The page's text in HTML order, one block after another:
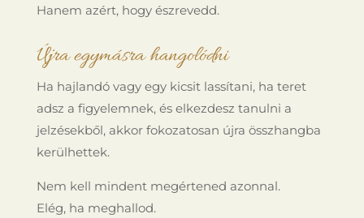
Hanem azért, hogy észrevedd.
Újra egymásra hangolódni
Ha hajlandó vagy egy kicsit lassítani, ha teret
adsz a figyelemnek, és elkezdesz tanulni a
jelzésekből, akkor fokozatosan újra összhangba
kerülhettek.
Nem kell mindent megértened azonnal.
Elég, ha meghallod.